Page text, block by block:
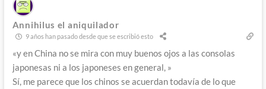
Annihilus el aniquilador
9 años han pasado desde que se escribió esto
«y en China no se mira con muy buenos ojos a las consolas
japonesas ni a los japoneses en general, »
Sí, me parece que los chinos se acuerdan todavía de lo que